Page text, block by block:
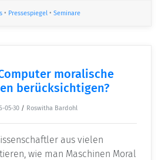
• Pressespiegel • Seminare
moralische
berücksichtigen?
05-30 / Roswitha Bardohl
aus vielen
wie man Maschinen Moral